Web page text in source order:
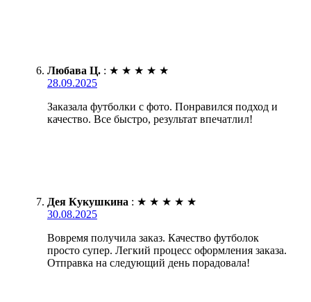
Любава Ц. : ★ ★ ★ ★ ★
28.09.2025
Заказала футболки с фото. Понравился подход и
качество. Все быстро, результат впечатлил!
Дея Кукушкина : ★ ★ ★ ★ ★
30.08.2025
Вовремя получила заказ. Качество футболок
просто супер. Легкий процесс оформления заказа.
Отправка на следующий день порадовала!